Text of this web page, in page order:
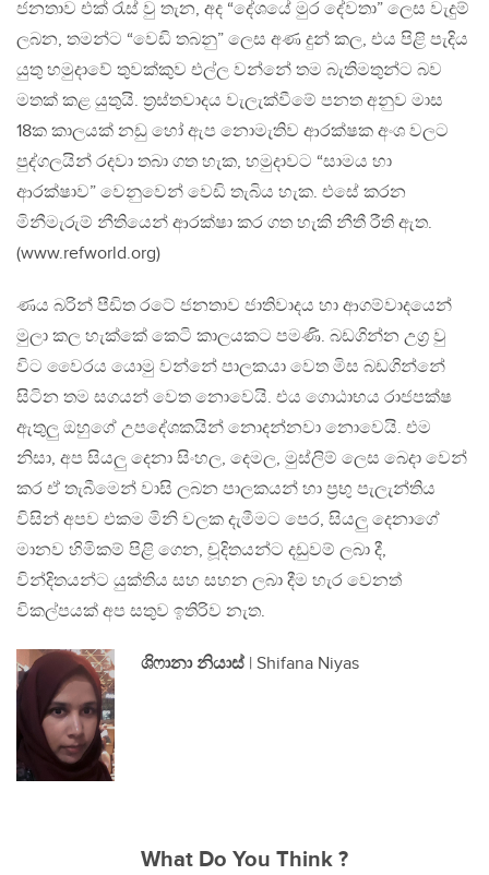
ජනතාව එක් රැස් වු තැන, අද “දේශයේ මුර දේවතා” ලෙස වැදුම්
ලබන, තමන්ට “වෙඩි තබනු” ලෙස අණ දුන් කල, එය පිළි පැදිය
යුතු හමුදාවේ තුවක්කුව එල්ල වන්නේ තම බැතිමතුන්ට බව
මතක් කළ යුතුයි. ත්‍රස්තවාදය වැලැක්වීමේ පනත අනුව මාස
18ක කාලයක් නඩු හෝ ඇප නොමැතිව ආරක්ෂක අංශ වලට
පුද්ගලයින් රදවා තබා ගත හැක, හමුදාවට “සාමය හා
ආරක්ෂාව” වෙනුවෙන් වෙඩි තැබිය හැක. එසේ කරන
මිනීමැරුම් නීතියෙන් ආරක්ෂා කර ගත හැකි නීතී රීති ඇත.
(www.refworld.org)
ණය බරින් පීඩිත රටේ ජනතාව ජාතිවාදය හා ආගම්වාදයෙන්
මුලා කල හැක්කේ කෙටි කාලයකට පමණි. බඩගින්න උග්‍ර වු
විට වෛරය යොමු වන්නේ පාලකයා වෙත මිස බඩගින්නේ
සිටින තම සගයන් වෙත නොවෙයි. එය ගොඨාභය රාජපක්ෂ
ඇතුලු ඔහුගේ උපදේශකයින් නොදන්නවා නොවෙයි. එම
නිසා, අප සියලු දෙනා සිංහල, දෙමල, මුස්ලිම් ලෙස බෙදා වෙන්
කර ඒ තැබීමෙන් වාසි ලබන පාලකයන් හා ප්‍රභු පැලැන්තිය
විසින් අපව එකම මිනි වලක දැමීමට පෙර, සියලු දෙනාගේ
මානව හිමිකම් පිළි ගෙන, චූදිතයන්ට දඩුවම් ලබා දී,
වින්දිතයන්ට යුක්තිය සහ සහන ලබා දීම හැර වෙනත්
විකල්පයක් අප සතුව ඉතිරිව නැත.
ශිෆානා නියාස් | Shifana Niyas
What Do You Think ?